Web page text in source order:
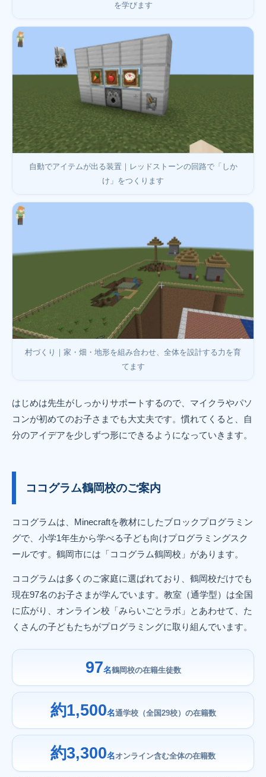
を学びます
自動でアイテムが出る装置｜レッドストーンの回路で「しか
け」をつくります
村づくり｜家・畑・地形を組み合わせ、全体を設計する力を育
てます
はじめは先生がしっかりサポートするので、マイクラやパソ
コンが初めてのお子さまでも大丈夫です。慣れてくると、自
分のアイデアを少しずつ形にできるようになっていきます。
ココグラム鶴岡校のご案内
ココグラムは、Minecraftを教材にしたブロックプログラミン
グで、小学1年生から学べる子ども向けプログラミングスク
ールです。鶴岡市には「ココグラム鶴岡校」があります。
ココグラムは多くのご家庭に選ばれており、鶴岡校だけでも
現在97名のお子さまが学んでいます。教室（通学型）は全国
に広がり、オンライン校「みらいごとラボ」とあわせて、た
くさんの子どもたちがプログラミングに取り組んでいます。
97名鶴岡校の在籍生徒数
約1,500名通学校（全国29校）の在籍数
約3,300名オンライン含む全体の在籍数